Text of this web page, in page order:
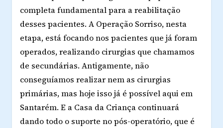
completa fundamental para a reabilitação
desses pacientes. A Operação Sorriso, nesta
etapa, está focando nos pacientes que já foram
operados, realizando cirurgias que chamamos
de secundárias. Antigamente, não
conseguíamos realizar nem as cirurgias
primárias, mas hoje isso já é possível aqui em
Santarém. E a Casa da Criança continuará
dando todo o suporte no pós-operatório, que é